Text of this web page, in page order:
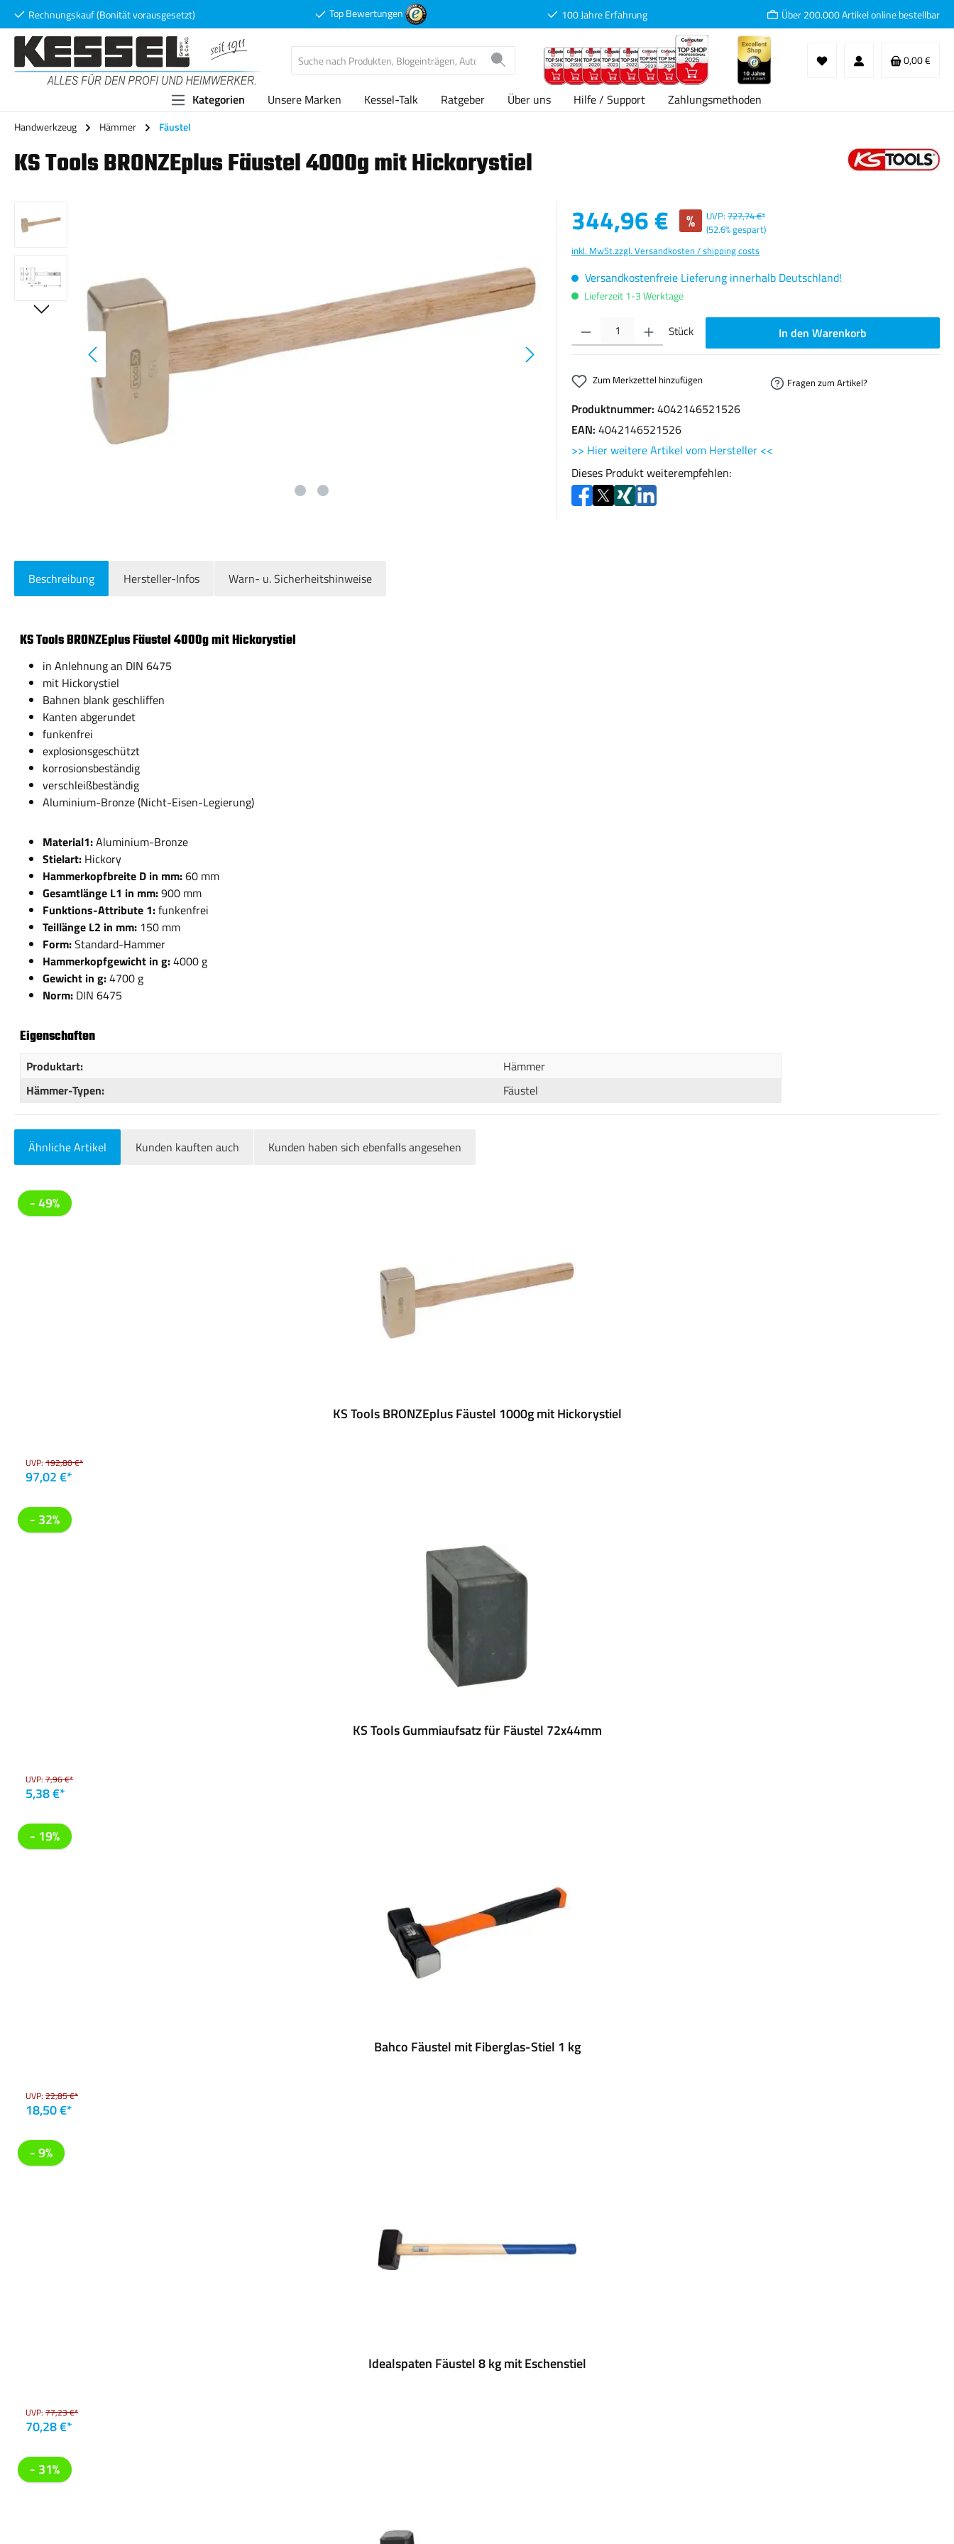
Hauptinhalt springen
Zur Suche springen
Zur Hauptnavigation springen
Rechnungskauf (Bonität vorausgesetzt) Top Bewertungen 100 Jahre Erfahrung Über 200.000 Artikel online bestellbar
0,00 €
Kategorien Unsere Marken Kessel-Talk Ratgeber Über uns Hilfe / Support Zahlungsmethoden
Handwerkzeug Hämmer Fäustel
KS Tools BRONZEplus Fäustel 4000g mit Hickorystiel
Verkaufspreis:
344,96 € % UVP: 727,74 €*
(52.6% gespart)
inkl. MwSt.zzgl. Versandkosten / shipping costs
Versandkostenfreie Lieferung innerhalb Deutschland!
Lieferzeit 1-3 Werktage
Produkt Anzahl: Gib den gewünschten Wert ein oder benutze die Schaltflächen um die Anzahl zu erhöhen
Stück In den Warenkorb
Zum Merkzettel hinzufügen Fragen zum Artikel?
Produktnummer: 4042146521526
EAN: 4042146521526
>> Hier weitere Artikel vom Hersteller <<
Dieses Produkt weiterempfehlen:
Beschreibung Hersteller-Infos Warn- u. Sicherheitshinweise
KS Tools BRONZEplus Fäustel 4000g mit Hickorystiel
in Anlehnung an DIN 6475
mit Hickorystiel
Bahnen blank geschliffen
Kanten abgerundet
funkenfrei
explosionsgeschützt
korrosionsbeständig
verschleißbeständig
Aluminium-Bronze (Nicht-Eisen-Legierung)
Material1:Aluminium-Bronze
Stielart: Hickory
Hammerkopfbreite D in mm:60 mm
Gesamtlänge L1 in mm:900 mm
Funktions-Attribute 1:funkenfrei
Teillänge L2 in mm: 150 mm
Form:Standard-Hammer
Hammerkopfgewicht in g:4000 g
Gewicht in g:4700 g
Norm: DIN 6475
Eigenschaften
Produktart:
Hämmer
Hämmer-Typen:
Fäustel
Ähnliche Artikel Kunden kauften auch Kunden haben sich ebenfalls angesehen
Produktgalerie überspringen
- 49%
KS Tools BRONZEplus Fäustel 1000g mit Hickorystiel
UVP: 192,80 €*
97,02 €*
- 32%
KS Tools Gummiaufsatz für Fäustel 72x44mm
UVP: 7,96 €*
5,38 €*
- 19%
Bahco Fäustel mit Fiberglas-Stiel 1 kg
UVP: 22,85 €*
18,50 €*
- 9%
Idealspaten Fäustel 8 kg mit Eschenstiel
UVP: 77,23 €*
70,28 €*
- 31%